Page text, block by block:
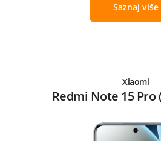
Saznaj više
Xiaomi
Redmi Note 15 Pro